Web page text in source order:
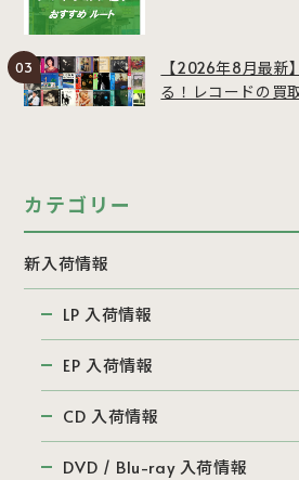
【2026年8月最新
る！レコードの買
カテゴリー
新入荷情報
LP 入荷情報
EP 入荷情報
CD 入荷情報
DVD / Blu-ray 入荷情報